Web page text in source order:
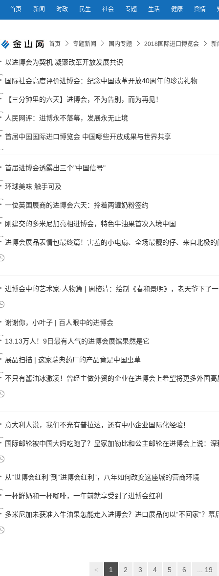
首页 新闻 时政 民生 社会 专题 生活 健康 舆情
首页 专题新闻 国内专题 2018国际进口博览会 新
以进博会为契机 凝聚改革开放发展共识
国际社会高度评价进博会：纪念中国改革开放40周年的珍贵礼物
【三分钟里的六天】进博会，不为告别，而为再见！
人民网评：进博永不落幕，发展永无止境
首届中国国际进口博览会 中国哪些开放成果与世界共享
首届进博会透露出三个"中国信号"
环球美味 触手可及
一位英国展商的进博会六天：拎着两罐奶粉签约
刚建交的多米尼加亮相进博会，特色牛油果首次入境中国
进博会展品表情包最终篇！害羞的小电扇、全场最靓的仔、来自北极
进博会中的艺术家·人物篇 | 周榕清：绘制《春和景明》，老天爷下了
谢谢你，小叶子 | 百人眼中的进博会
13.13万人！9日最有人气的进博会展馆果然是它
展品扫描 | 这家瑞典药厂的产品竟是中国虫草
不只有酱油冰激凌！曾经主做外贸的企业在进博会上希望将更多外国
意大利人说，我们不光有普拉达，还有中小企业国际化经验！
国际邮轮被中国大妈吃跑了？皇家加勒比和公主邮轮在进博会上说：
从“世博会红利”到“进博会红利”，八年如何改变这座城的营商环境
一杯鲜奶和一杯咖啡，一年前就享受到了进博会红利
多米尼加未获准入牛油果怎能走入进博会？进口展品何以“不回家”？幕
< 1 2 3 4 5 6 ... 19